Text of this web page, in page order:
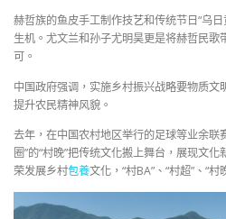
赫哲族的鱼皮手工制作技艺和传统节日“乌
生机。尤文兰和孙子尤明昊更是将赫哲民歌
可。
中国政府强调，实施乡村振兴战略要物质
提升农民精神风貌。
去年，在中国农村地区举行的足球等业余联
圈”的“村晚”把传统文化搬上舞台，展现文
荣发展乡村包養文化，“村BA”、“村超”、“村